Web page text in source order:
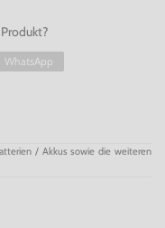
WhatsApp
/ Akkus sowie die weiteren